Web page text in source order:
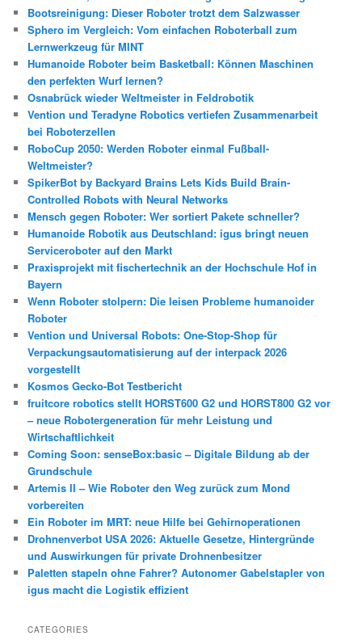
n
Bootsreinigung: Dieser Roboter trotzt dem Salzwasser
Sphero im Vergleich: Vom einfachen Roboterball zum
Lernwerkzeug für MINT
Humanoide Roboter beim Basketball: Können Maschinen
den perfekten Wurf lernen?
Osnabrück wieder Weltmeister in Feldrobotik
Vention und Teradyne Robotics vertiefen Zusammenarbeit
bei Roboterzellen
RoboCup 2050: Werden Roboter einmal Fußball-
Weltmeister?
SpikerBot by Backyard Brains Lets Kids Build Brain-
Controlled Robots with Neural Networks
Mensch gegen Roboter: Wer sortiert Pakete schneller?
Humanoide Robotik aus Deutschland: igus bringt neuen
Serviceroboter auf den Markt
Praxisprojekt mit fischertechnik an der Hochschule Hof in
Bayern
Wenn Roboter stolpern: Die leisen Probleme humanoider
Roboter
Vention und Universal Robots: One-Stop-Shop für
Verpackungsautomatisierung auf der interpack 2026
vorgestellt
Kosmos Gecko-Bot Testbericht
fruitcore robotics stellt HORST600 G2 und HORST800 G2 vor
– neue Robotergeneration für mehr Leistung und
Wirtschaftlichkeit
Coming Soon: senseBox:basic – Digitale Bildung ab der
Grundschule
Artemis II – Wie Roboter den Weg zurück zum Mond
vorbereiten
Ein Roboter im MRT: neue Hilfe bei Gehirnoperationen
Drohnenverbot USA 2026: Aktuelle Gesetze, Hintergründe
und Auswirkungen für private Drohnenbesitzer
Paletten stapeln ohne Fahrer? Autonomer Gabelstapler von
igus macht die Logistik effizient
CATEGORIES